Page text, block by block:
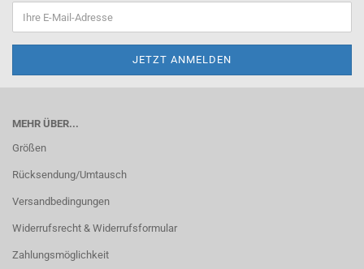
MEHR ÜBER...
Größen
Rücksendung/Umtausch
Versandbedingungen
Widerrufsrecht & Widerrufsformular
Zahlungsmöglichkeit